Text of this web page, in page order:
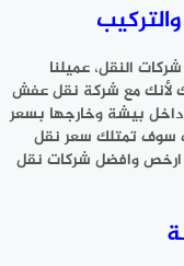
النقل، عميلنا
لأنك مع شركة نقل عفش
بيشة وخارجها بسعر
سوف تمتلك سعر نقل
وافضل شركات نقل